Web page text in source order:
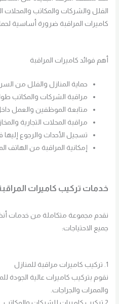
الفلل والشركات والمكاتب والمحلات
كاميرات المراقبة ضرورة أساسية
أهم فوائد كاميرات المراقبة
حماية المنازل والفلل من
مراقبة الشركات والمكاتب
متابعة الموظفين والعمل
مراقبة المحلات التجارية
تسجيل الأحداث والرجوع
إمكانية المراقبة من الهاتف
خدمات تركيب كاميرات
نقدم مجموعة متكاملة من خدمات
جميع الاحتياجات:
1. تركيب كاميرات مراقبة للمنازل
نقوم بتركيب كاميرات عالية الجودة
والممرات والجراجات.